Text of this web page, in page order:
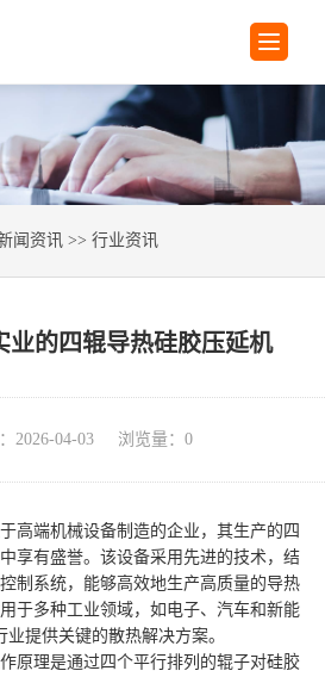
闻资讯 >> 行业资讯
业的四辊导热硅胶压延机
2026-04-03 浏览量： 0
高端机械设备制造的企业，其生产的四
享有盛誉。该设备采用先进的技术，结
制系统，能够高效地生产高质量的导热
于多种工业领域，如电子、汽车和新能
提供关键的散热解决方案。
原理是通过四个平行排列的辊子对硅胶